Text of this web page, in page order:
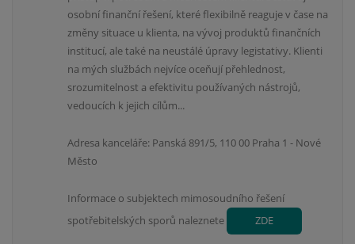
osobní finanční řešení, které flexibilně reaguje v čase na
změny situace u klienta, na vývoj produktů finančních
institucí, ale také na neustálé úpravy legistativy. Klienti
na mých službách nejvíce oceňují přehlednost,
srozumitelnost a efektivitu používaných nástrojů,
vedoucích k jejich cílům...
Adresa kanceláře: Panská 891/5, 110 00 Praha 1 - Nové
Město
Informace o subjektech mimosoudního řešení
spotřebitelských sporů naleznete
ZDE